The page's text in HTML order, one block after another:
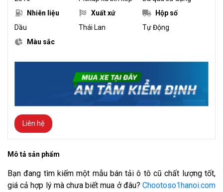
Nhiên liệu
Dầu
Xuất xứ
Thái Lan
Hộp số
Tự Động
Màu sắc
Liên hệ
Mô tả sản phẩm
Bạn đang tìm kiếm một mẫu bán tải ô tô cũ chất lượng tốt,
giá cả hợp lý mà chưa biết mua ở đâu? Chootoso1hanoi.com